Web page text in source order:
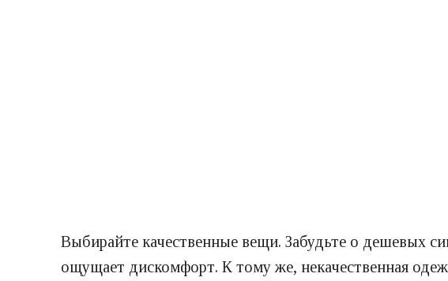
Выбирайте качественные вещи. Забудьте о дешевых
ощущает дискомфорт. К тому же, некачественная